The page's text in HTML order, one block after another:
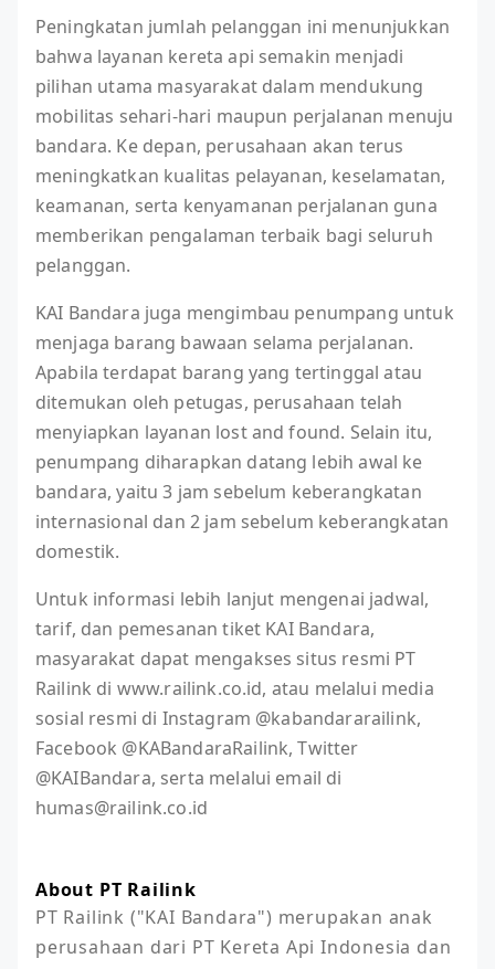
Peningkatan jumlah pelanggan ini menunjukkan
bahwa layanan kereta api semakin menjadi
pilihan utama masyarakat dalam mendukung
mobilitas sehari-hari maupun perjalanan menuju
bandara. Ke depan, perusahaan akan terus
meningkatkan kualitas pelayanan, keselamatan,
keamanan, serta kenyamanan perjalanan guna
memberikan pengalaman terbaik bagi seluruh
pelanggan.
KAI Bandara juga mengimbau penumpang untuk
menjaga barang bawaan selama perjalanan.
Apabila terdapat barang yang tertinggal atau
ditemukan oleh petugas, perusahaan telah
menyiapkan layanan lost and found. Selain itu,
penumpang diharapkan datang lebih awal ke
bandara, yaitu 3 jam sebelum keberangkatan
internasional dan 2 jam sebelum keberangkatan
domestik.
Untuk informasi lebih lanjut mengenai jadwal,
tarif, dan pemesanan tiket KAI Bandara,
masyarakat dapat mengakses situs resmi PT
Railink di www.railink.co.id, atau melalui media
sosial resmi di Instagram @kabandararailink,
Facebook @KABandaraRailink, Twitter
@KAIBandara, serta melalui email di
humas@railink.co.id
About PT Railink
PT Railink ("KAI Bandara") merupakan anak
perusahaan dari PT Kereta Api Indonesia dan